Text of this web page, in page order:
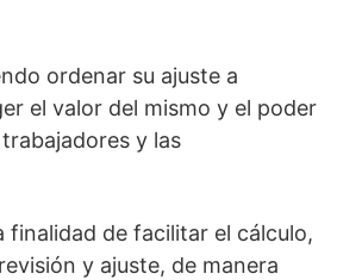
ordenar su ajuste a
el valor del mismo y el poder
y las
finalidad de facilitar el cálculo,
y ajuste, de manera